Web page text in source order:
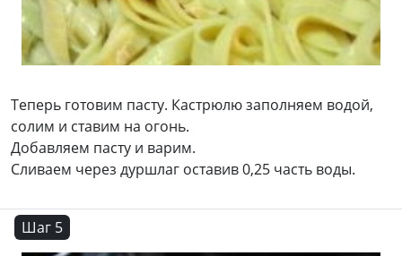
Теперь готовим пасту. Кастрюлю заполняем водой,
солим и ставим на огонь.
Добавляем пасту и варим.
Сливаем через дуршлаг оставив 0,25 часть воды.
Шаг 5